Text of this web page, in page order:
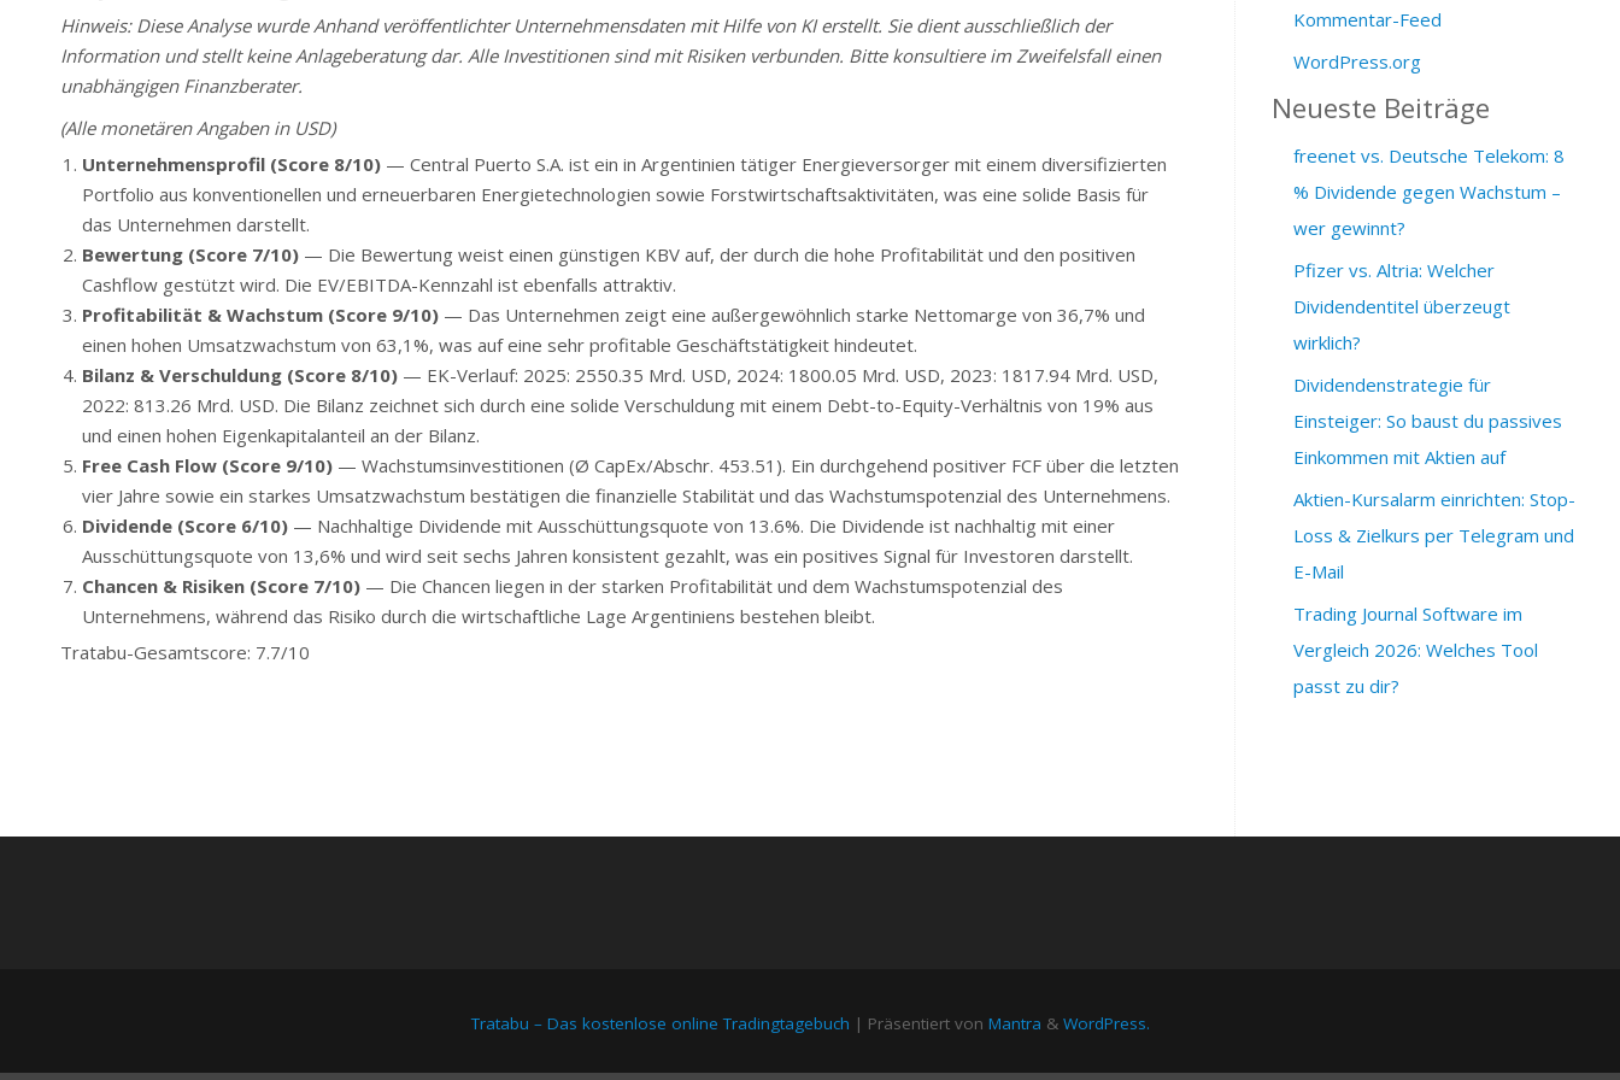
Hinweis: Diese Analyse wurde Anhand veröffentlichter Unternehmensdaten mit Hilfe von KI erstellt. Sie dient ausschließlich der
Information und stellt keine Anlageberatung dar. Alle Investitionen sind mit Risiken verbunden. Bitte konsultiere im Zweifelsfall einen
unabhängigen Finanzberater.
(Alle monetären Angaben in USD)
Unternehmensprofil (Score 8/10)— Central Puerto S.A. ist ein in Argentinien tätiger Energieversorger mit einem diversifizierten
Portfolio aus konventionellen und erneuerbaren Energietechnologien sowie Forstwirtschaftsaktivitäten, was eine solide Basis für
das Unternehmen darstellt.
Bewertung (Score 7/10)— Die Bewertung weist einen günstigen KBV auf, der durch die hohe Profitabilität und den positiven
Cashflow gestützt wird. Die EV/EBITDA-Kennzahl ist ebenfalls attraktiv.
Profitabilität & Wachstum (Score 9/10)— Das Unternehmen zeigt eine außergewöhnlich starke Nettomarge von 36,7% und
einen hohen Umsatzwachstum von 63,1%, was auf eine sehr profitable Geschäftstätigkeit hindeutet.
Bilanz & Verschuldung (Score 8/10)— EK-Verlauf: 2025: 2550.35 Mrd. USD, 2024: 1800.05 Mrd. USD, 2023: 1817.94 Mrd. USD,
2022: 813.26 Mrd. USD. Die Bilanz zeichnet sich durch eine solide Verschuldung mit einem Debt-to-Equity-Verhältnis von 19% aus
und einen hohen Eigenkapitalanteil an der Bilanz.
Free Cash Flow (Score 9/10)— Wachstumsinvestitionen (Ø CapEx/Abschr. 453.51). Ein durchgehend positiver FCF über die letzten
vier Jahre sowie ein starkes Umsatzwachstum bestätigen die finanzielle Stabilität und das Wachstumspotenzial des Unternehmens.
Dividende (Score 6/10)— Nachhaltige Dividende mit Ausschüttungsquote von 13.6%. Die Dividende ist nachhaltig mit einer
Ausschüttungsquote von 13,6% und wird seit sechs Jahren konsistent gezahlt, was ein positives Signal für Investoren darstellt.
Chancen & Risiken (Score 7/10)— Die Chancen liegen in der starken Profitabilität und dem Wachstumspotenzial des
Unternehmens, während das Risiko durch die wirtschaftliche Lage Argentiniens bestehen bleibt.
Tratabu-Gesamtscore: 7.7/10
Kommentar-Feed
WordPress.org
Neueste Beiträge
freenet vs. Deutsche Telekom: 8
% Dividende gegen Wachstum –
wer gewinnt?
Pfizer vs. Altria: Welcher
Dividendentitel überzeugt
wirklich?
Dividendenstrategie für
Einsteiger: So baust du passives
Einkommen mit Aktien auf
Aktien-Kursalarm einrichten: Stop-
Loss & Zielkurs per Telegram und
E-Mail
Trading Journal Software im
Vergleich 2026: Welches Tool
passt zu dir?
Tratabu – Das kostenlose online Tradingtagebuch | Präsentiert von Mantra & WordPress.